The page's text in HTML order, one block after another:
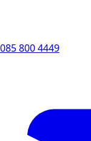
085 800 4449